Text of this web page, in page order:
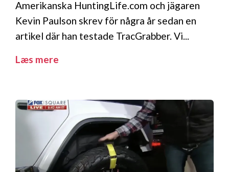
Amerikanska HuntingLife.com och jägaren
Kevin Paulson skrev för några år sedan en
artikel där han testade TracGrabber. Vi...
Læs mere